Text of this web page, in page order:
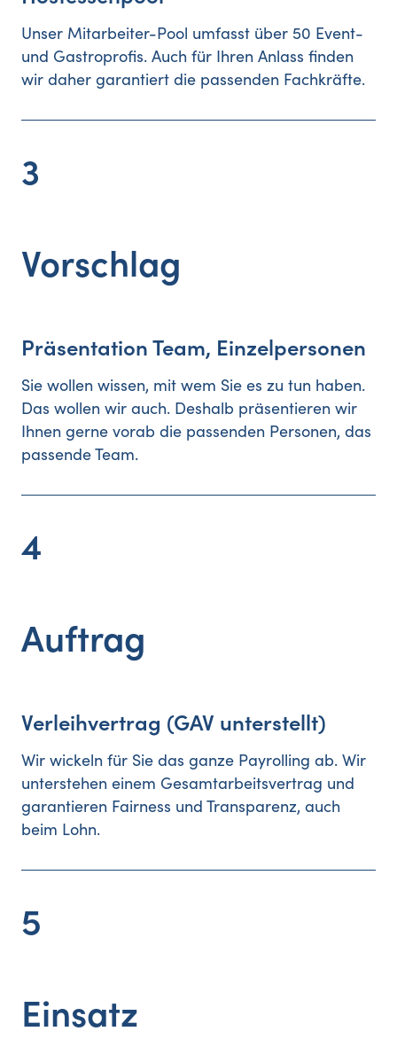
Unser Mitarbeiter-Pool umfasst über 50 Event-
und Gastroprofis. Auch für Ihren Anlass finden
wir daher garantiert die passenden Fachkräfte.
3
Vorschlag
Präsentation Team, Einzelpersonen
Sie wollen wissen, mit wem Sie es zu tun haben.
Das wollen wir auch. Deshalb präsentieren wir
Ihnen gerne vorab die passenden Personen, das
passende Team.
4
Auftrag
Verleihvertrag (GAV unterstellt)
Wir wickeln für Sie das ganze Payrolling ab. Wir
unterstehen einem Gesamtarbeitsvertrag und
garantieren Fairness und Transparenz, auch
beim Lohn.
5
Einsatz